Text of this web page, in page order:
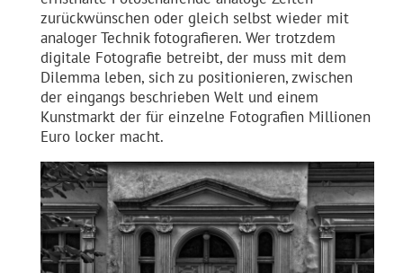
zurückwünschen oder gleich selbst wieder mit
analoger Technik fotografieren. Wer trotzdem
digitale Fotografie betreibt, der muss mit dem
Dilemma leben, sich zu positionieren, zwischen
der eingangs beschrieben Welt und einem
Kunstmarkt der für einzelne Fotografien Millionen
Euro locker macht.